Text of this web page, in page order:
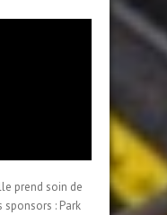
prend soin de
sponsors : Park